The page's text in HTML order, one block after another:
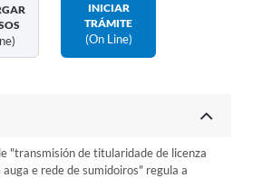
INICIAR
TRÁMITE
(on Line)
"transmisión de titularidade de licenza
e rede de sumidoiros" regula a